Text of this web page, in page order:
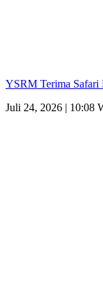
YSRM Terima Safari
Juli 24, 2026 | 10:08